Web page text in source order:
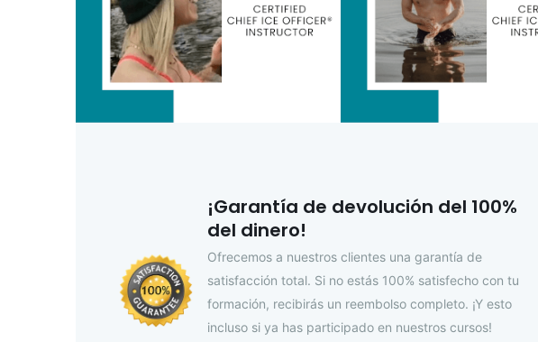
¡Garantía de devolución del 100%
del dinero!
Ofrecemos a nuestros clientes una garantía de
satisfacción total. Si no estás 100% satisfecho con tu
formación, recibirás un reembolso completo. ¡Y esto
incluso si ya has participado en nuestros cursos!